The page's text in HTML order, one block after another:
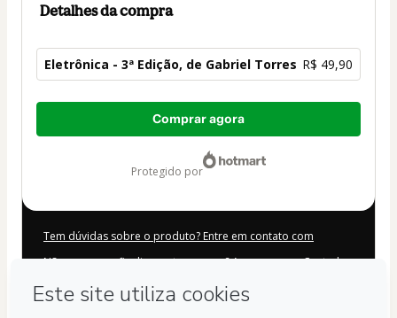
Detalhes da compra
Eletrônica - 3ª Edição, de Gabriel Torres R$ 49,90
Total
Comprar agora
protegido por
Tem dúvidas sobre o produto? Entre em contato com
Não consegue finalizar esta compra? Acesse nossa Central
Caso precise solicitar atendimento, o código abaixo deve ser